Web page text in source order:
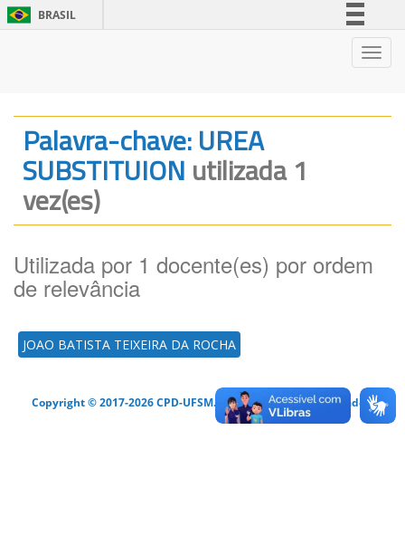
BRASIL
Legislação
Canais
Palavra-chave: UREA
SUBSTITUION utilizada 1
vez(es)
Utilizada por 1 docente(es) por ordem
de relevância
JOAO BATISTA TEIXEIRA DA ROCHA
Copyright © 2017-2026 CPD-UFSM. Todos os direitos reservados.